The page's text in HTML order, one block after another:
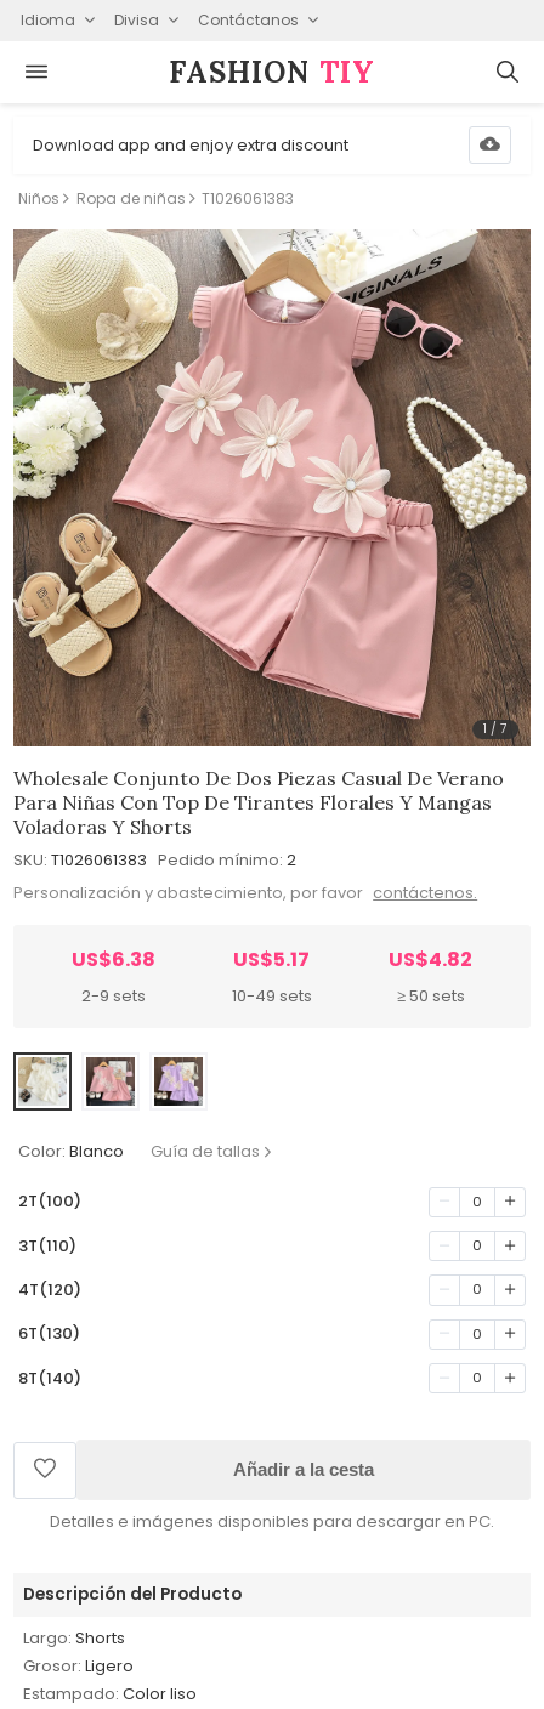
Idioma Divisa Contáctanos
FASHION⁠ TIY
Download app and enjoy extra discount
Niños Ropa de niñas T1026061383
1 /7
Wholesale Conjunto De Dos Piezas Casual De Verano
Para Niñas Con Top De Tirantes Florales Y Mangas
Voladoras Y Shorts
SKU: T1026061383 Pedido mínimo: 2
Personalización y abastecimiento, por favor contáctenos.
US$6.38
2-9 sets
US$5.17
10-49 sets
US$4.82
≥ 50 sets
Color: Blanco Guía de tallas
2T(100) 0
3T(110) 0
4T(120) 0
6T(130) 0
8T(140) 0
Añadir a la cesta
Detalles e imágenes disponibles para descargar en PC.
Descripción del Producto
Largo: Shorts
Grosor: Ligero
Estampado: Color liso